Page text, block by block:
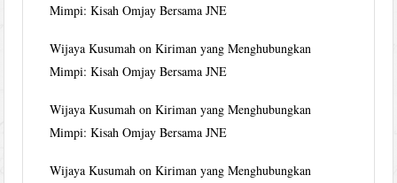
Mimpi: Kisah Omjay Bersama JNE
Wijaya Kusumah onKiriman yang Menghubungkan
Mimpi: Kisah Omjay Bersama JNE
Wijaya Kusumah onKiriman yang Menghubungkan
Mimpi: Kisah Omjay Bersama JNE
Wijaya Kusumah onKiriman yang Menghubungkan